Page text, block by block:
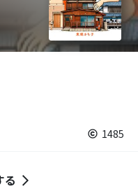
1485
る